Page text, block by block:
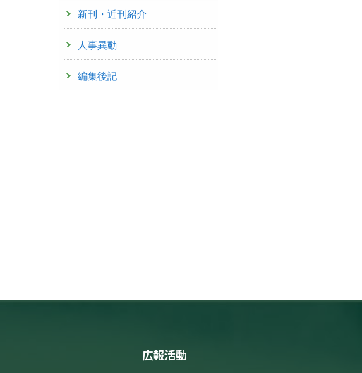
新刊・近刊紹介
人事異動
編集後記
広報活動